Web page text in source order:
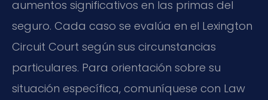
aumentos significativos en las primas del
seguro. Cada caso se evalúa en el Lexington
Circuit Court según sus circunstancias
particulares. Para orientación sobre su
situación específica, comuníquese con Law